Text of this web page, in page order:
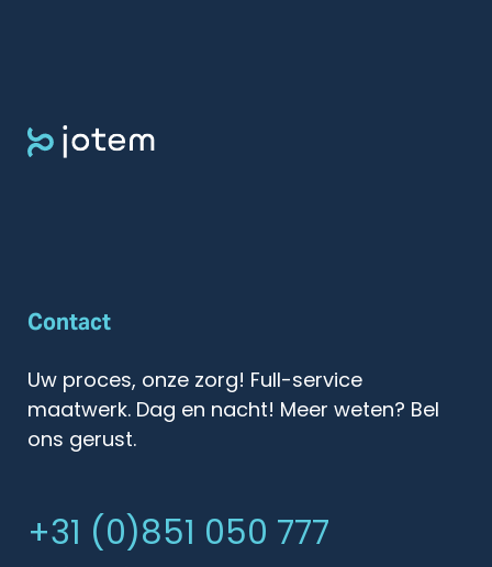
Contact
Uw proces, onze zorg! Full-service
maatwerk. Dag en nacht! Meer weten? Bel
ons gerust.
+31 (0)851 050 777